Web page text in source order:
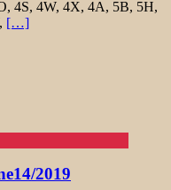
4S, 4W, 4X, 4A, 5B, 5H,
[…]
2019